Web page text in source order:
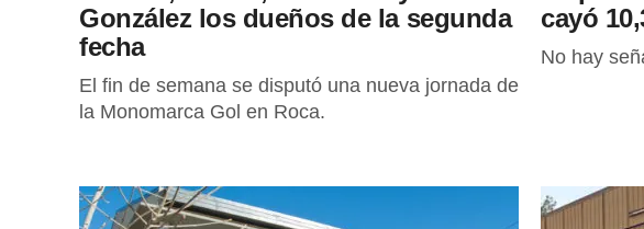
González los dueños de la segunda
fecha
El fin de semana se disputó una nueva jornada de
la Monomarca Gol en Roca.
cayó
No hay